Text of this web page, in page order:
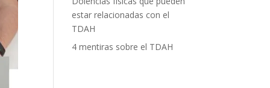
estar relacionadas con el
TDAH
4 mentiras sobre el TDAH